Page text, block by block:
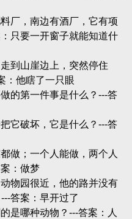
厂，南边有酒厂，它有项
只要一开窗子就能知道什
到山崖边上，突然停住
：他瞎了一只眼
的第一件事是什么？---答
它破坏，它是什么？---答
做；一个人能做，两个人
：做梦
物园很近，他的路并没有
答案：早开过了
是哪种动物？---答案：人